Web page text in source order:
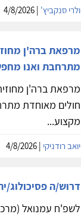
ולרי סנקביץ'
מרפאת ברה'ן
מתרחבת ואנו
מרפאת ברה'ן
חולים מאוחדת
מקצוע...
יואב רודניקי
דרוש/ה
לשפ'ח עמנואל